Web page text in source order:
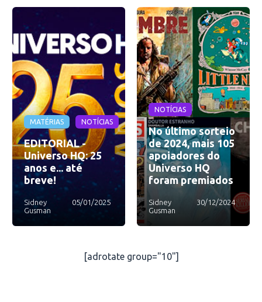
MATÉRIAS NOTÍCIAS
EDITORIAL -
Universo HQ: 25
anos e... até
breve!
Sidney
Gusman
05/01/2025
NOTÍCIAS
No último sorteio
de 2024, mais 105
apoiadores do
Universo HQ
foram premiados
Sidney
Gusman
30/12/2024
[adrotate group="10"]